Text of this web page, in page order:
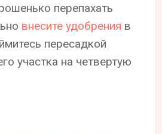
перепахать
внесите удобрения в
пересадкой
участка на четвертую